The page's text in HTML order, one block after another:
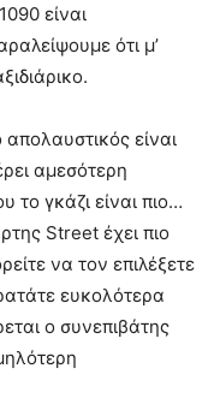
είναι
ότι μ’
είναι
αμεσότερη
το γκάζι είναι πιο…
Street έχει πιο
να τον επιλέξετε
ευκολότερα
ο συνεπιβάτης